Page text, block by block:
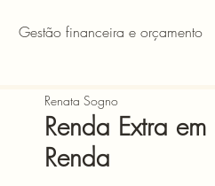
Gestão financeira e orçamento
Finanças para crianças
Renda Extra
Renda
Renata Sogno